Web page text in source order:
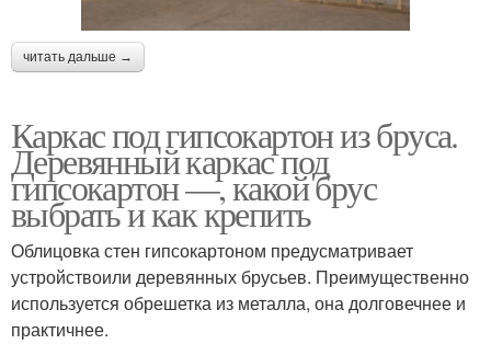
читать дальше →
Каркас под гипсокартон из бруса.
Деревянный каркас под
гипсокартон —, какой брус
выбрать и как крепить
Облицовка стен гипсокартоном предусматривает
устройствоили деревянных брусьев. Преимущественно
используется обрешетка из металла, она долговечнее и
практичнее.